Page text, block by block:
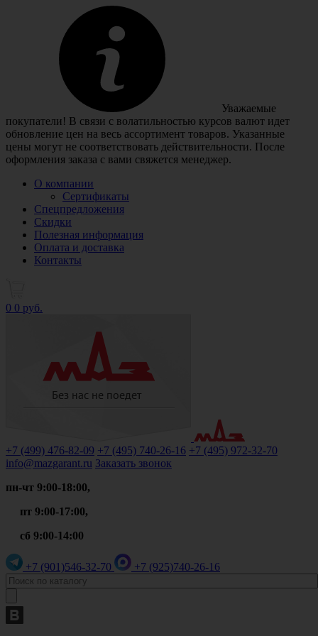
Уважаемые
покупатели! В связи с волатильностью курсов валют идет
обновление цен на весь ассортимент товаров. Указанные
цены могут не соответствовать действительности. После
оформления заказа с вами свяжется менеджер.
О компании
Сертификаты
Спецпредложения
Скидки
Полезная информация
Оплата и доставка
Контакты
0 0 руб.
+7 (499) 476-82-09 +7 (495) 740-26-16 +7 (495) 972-32-70
info@mazgarant.ru Заказать звонок
пн-чт 9:00-18:00,
пт 9:00-17:00,
сб 9:00-14:00
+7 (901)546-32-70 +7 (925)740-26-16